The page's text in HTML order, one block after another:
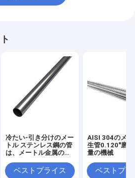
冷たい-引き分けのメー
トル ステンレス鋼の管
は、メートル金属の管
ベストプライス
AISI 304のメー
生管0.120"磨
量の機械
ベストプラ